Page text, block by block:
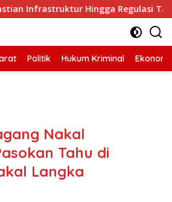
Hingga Regulasi Tarif
Politik Hukum Kriminal Ekonomi
Nakal
Tahu di
Langka